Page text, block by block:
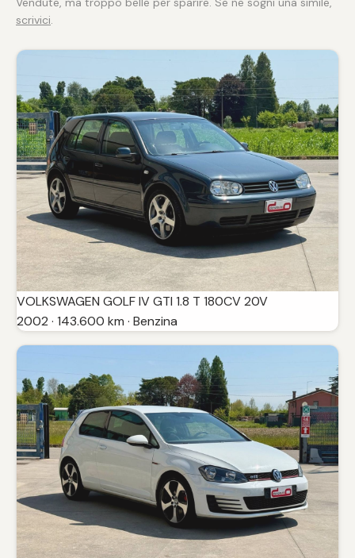
scrivici.
VOLKSWAGEN GOLF IV GTI 1.8 T 180CV 20V
2002 · 143.600 km · Benzina